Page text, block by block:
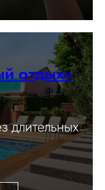
отдых»
длительных